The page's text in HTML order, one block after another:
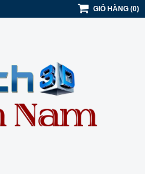
GIỎ HÀNG (0)